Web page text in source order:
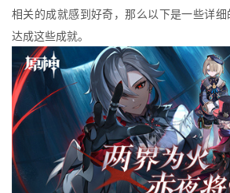
相关的成就感到好奇，那么以下是一些详
达成这些成就。